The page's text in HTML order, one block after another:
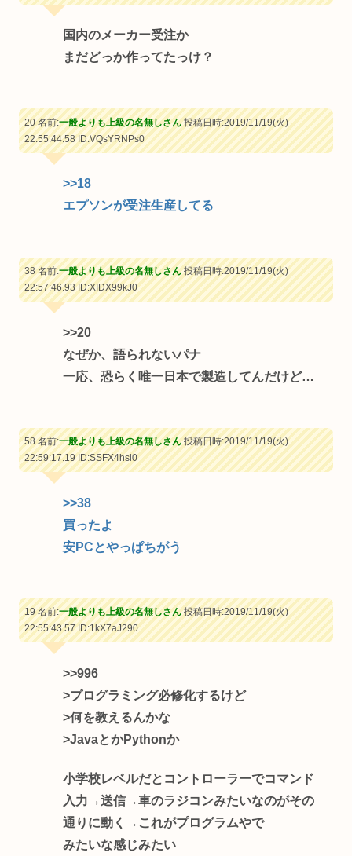
国内のメーカー受注か
まだどっか作ってたっけ？
20 名前:一般よりも上級の名無しさん投稿日時:2019/11/19(火)
22:55:44.58ID:VQsYRNPs0
>>18
エプソンが受注生産してる
38 名前:一般よりも上級の名無しさん投稿日時:2019/11/19(火)
22:57:46.93ID:XIDX99kJ0
>>20
なぜか、語られないパナ
一応、恐らく唯一日本で製造してんだけど…
58 名前:一般よりも上級の名無しさん投稿日時:2019/11/19(火)
22:59:17.19ID:SSFX4hsi0
>>38
買ったよ
安PCとやっぱちがう
19 名前:一般よりも上級の名無しさん投稿日時:2019/11/19(火)
22:55:43.57ID:1kX7aJ290
>>996
>プログラミング必修化するけど
>何を教えるんかな
>JavaとかPythonか
小学校レベルだとコントローラーでコマンド
入力→送信→車のラジコンみたいなのがその
通りに動く→これがプログラムやで
みたいな感じみたい